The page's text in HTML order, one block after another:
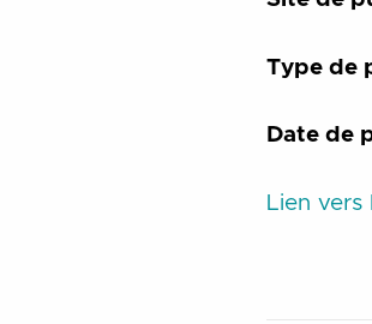
Type de
Date de
Lien vers